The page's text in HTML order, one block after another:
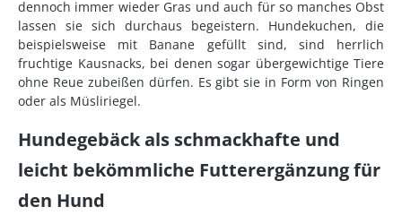
dennoch immer wieder Gras und auch für so manches Obst
lassen sie sich durchaus begeistern. Hundekuchen, die
beispielsweise mit Banane gefüllt sind, sind herrlich
fruchtige Kausnacks, bei denen sogar übergewichtige Tiere
ohne Reue zubeißen dürfen. Es gibt sie in Form von Ringen
oder als Müsliriegel.
Hundegebäck als schmackhafte und
leicht bekömmliche Futterergänzung für
den Hund